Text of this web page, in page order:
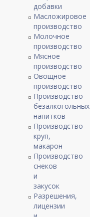
добавки
Масложировое
производство
Молочное
производство
Мясное
производство
Овощное
производство
Производство
безалкогольных
напитков
Производство
круп,
макарон
Производство
снеков
и
закусок
Разрешения,
лицензии